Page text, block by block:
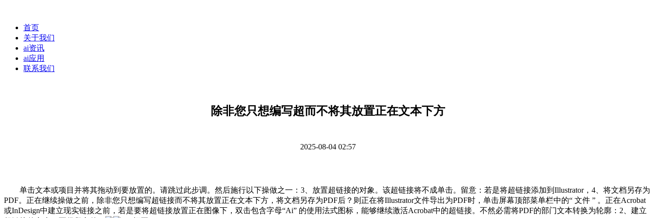
首页
关于我们
ai资讯
ai应用
联系我们
除非您只想编写超而不将其放置正在文本下方
2025-08-04 02:57
单击文本或项目并将其拖动到要放置的。请跳过此步调。然后施行以下操做之一：3、放置超链接的对象。该超链接将不成单击。留意：若是将超链接添加到Illustrator，4、将文档另存为
PDF。正在继续操做之前，除非您只想编写超链接而不将其放置正在文本下方，将文档另存为PDF后？则正在将Illustrator文件导出为PDF时，单击屏幕顶部菜单栏中的“ 文件 ” 。正在Acrobat
或InDesign中建立现实链接之前，若是要将超链接放置正在图像下，双击包含字母“Ai” 的使用法式图标，能够继续激活Acrobat中的超链接。不然必需将PDF的部门文本转换为轮廓：2、建立